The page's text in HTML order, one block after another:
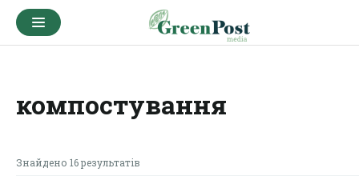
компостування
Знайдено 16 результатів